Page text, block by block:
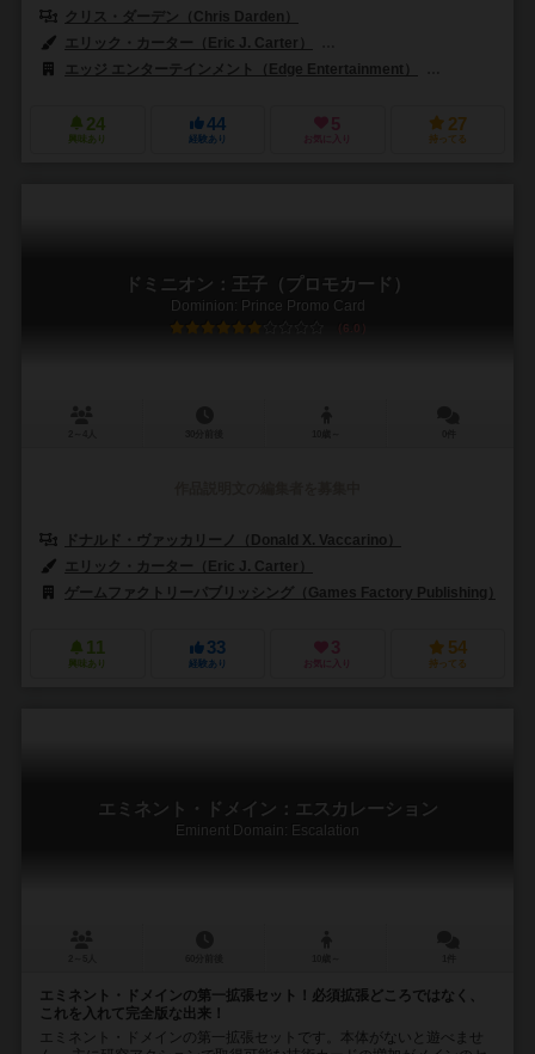
クリス・ダーデン（Chris Darden）
エリック・カーター（Eric J. Carter）
エッジ エンターテインメント（Edge Entertainment）
24
興味あり
44
経験あり
5
お気に入り
27
持ってる
ドミニオン：王子（プロモカード）
Dominion: Prince Promo Card
6.0
ドナルド・ヴァッカリーノ（Donald X. Vaccarino）
エリック・カーター（Eric J. Carter）
ゲームファクトリーパブリッシング（Games Factory Publishing）
11
興味あり
33
経験あり
3
お気に入り
54
持ってる
エミネント・ドメイン：エスカレーション
Eminent Domain: Escalation
エミネント・ドメインの第一拡張セット！必須拡張どころではなく、
これを入れて完全版な出来！
エミネント・ドメインの第一拡張セットです。本体がないと遊べませ